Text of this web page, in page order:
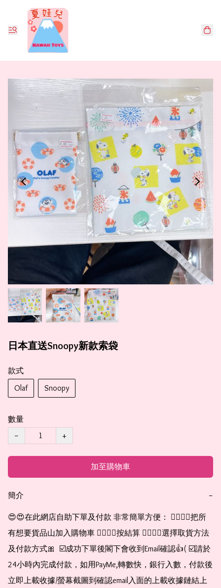
日本直送Snoopy新款索袋
款式
Olaf
Snoopy
數量
−
+
加至購物車
簡介 −
😍😍在此網店自助下單及付款 非常簡單方便： 👉🏻👉🏻把所
有想要貨品山加入購物車 👉🏻👉🏻按結算 👉🏻👉🏻選擇取貨方法
及付款方式🎀  ☑️成功下單後閣下會收到Email確認👍( ☑️請於
24小時內完成付款，如用PayMe,轉數快，銀行入數，付款後
立即上載收據/螢幕截圖到確認email入面的上載收據鏈結上